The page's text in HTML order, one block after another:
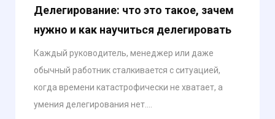
Делегирование: что это такое, зачем
нужно и как научиться делегировать
Каждый руководитель, менеджер или даже
обычный работник сталкивается с ситуацией,
когда времени катастрофически не хватает, а
умения делегирования нет....